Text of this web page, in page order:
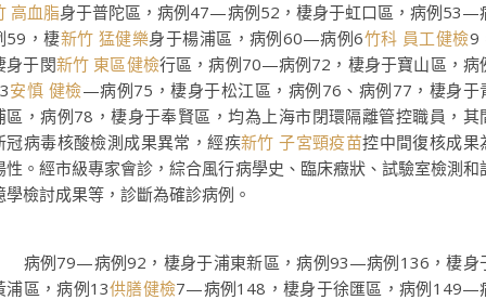
高血脂身于普陀區，病例47—病例52，棲身于虹口區，病例53—
59，棲新竹 猛健樂身于楊浦區，病例60—病例6竹科 員工健檢9
身于閔新竹 東區健檢行區，病例70—病例72，棲身于寶山區，病
安慎 健檢—病例75，棲身于松江區，病例76、病例77，棲身于
區，病例78，棲身于奉賢區，均為上海市閉環隔離管控職員，其
冠病毒核酸檢測成果異常，經疾新竹 子宮頸疫苗控中間復核成果
性。經市級專家會診，綜合風行病學史、臨床癥狀、試驗室檢測和
學檢討成果等，診斷為確診病例。
例79—病例92，棲身于浦東新區，病例93—病例136，棲身
浦區，病例13供膳健檢7—病例148，棲身于徐匯區，病例149—